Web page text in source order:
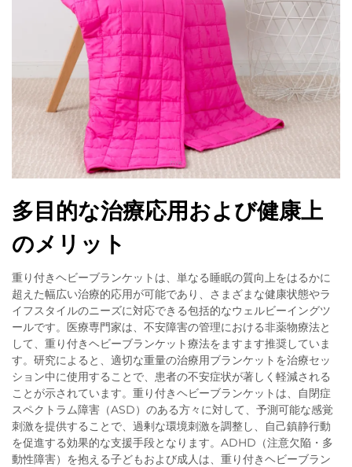
多目的な治療応用および健康上
のメリット
重り付きヘビーブランケットは、単なる睡眠の質向上をはるかに
超えた幅広い治療的応用が可能であり、さまざまな健康状態やラ
イフスタイルのニーズに対応できる包括的なウェルビーイングツ
ールです。医療専門家は、不安障害の管理における非薬物療法と
して、重り付きヘビーブランケット療法をますます推奨していま
す。研究によると、適切な重量の治療用ブランケットを治療セッ
ション中に使用することで、患者の不安症状が著しく軽減される
ことが示されています。重り付きヘビーブランケットは、自閉症
スペクトラム障害（ASD）のある方々に対して、予測可能な感覚
刺激を提供することで、過剰な環境刺激を調整し、自己鎮静行動
を促進する効果的な支援手段となります。ADHD（注意欠陥・多
動性障害）を抱える子どもおよび成人は、重り付きヘビーブラン